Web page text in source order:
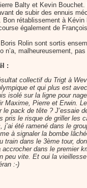
Balty et Kevin
de subir des ennuis
Bon rétablissement à
également de
Rolin sont sortis
n’a, malheureusement,
:
collectif du Trigt à
et qui plus est
isolé sur la ligne pour
Maxime, Pierre et Erwin.
le pack de tête ? J’essaie
pris le risque de griller les
j’ai été ramené dans le
à signaler la bombe
train dans le 3ème tour,
accrocher dans le premier
peu vite. Et oui la
:-)